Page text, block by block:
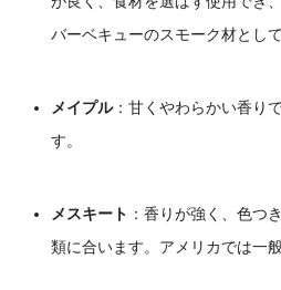
バーベキューのスモーク材とし
メイプル： 甘くやわらかい香り
す。
メスキート ： 香りが強く、色つ
類に合います。アメリカでは一